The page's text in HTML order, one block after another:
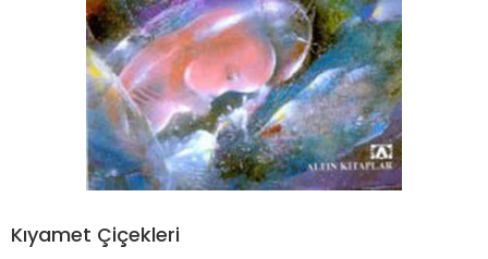
Kıyamet Çiçekleri